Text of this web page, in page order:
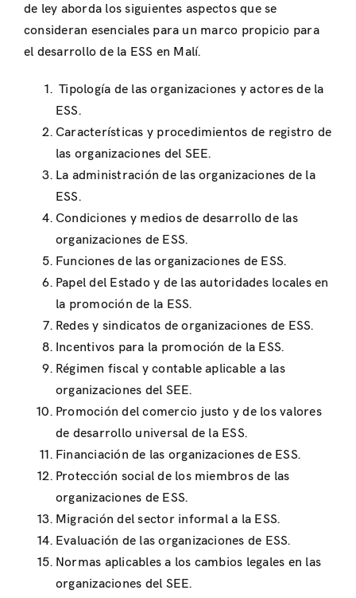
de ley aborda los siguientes aspectos que se
consideran esenciales para un marco propicio para
el desarrollo de la ESS en Malí.
Tipología de las organizaciones y actores de la
ESS.
Características y procedimientos de registro de
las organizaciones del SEE.
La administración de las organizaciones de la
ESS.
Condiciones y medios de desarrollo de las
organizaciones de ESS.
Funciones de las organizaciones de ESS.
Papel del Estado y de las autoridades locales en
la promoción de la ESS.
Redes y sindicatos de organizaciones de ESS.
Incentivos para la promoción de la ESS.
Régimen fiscal y contable aplicable a las
organizaciones del SEE.
Promoción del comercio justo y de los valores
de desarrollo universal de la ESS.
Financiación de las organizaciones de ESS.
Protección social de los miembros de las
organizaciones de ESS.
Migración del sector informal a la ESS.
Evaluación de las organizaciones de ESS.
Normas aplicables a los cambios legales en las
organizaciones del SEE.